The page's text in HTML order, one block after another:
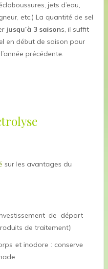
jets d’eau,
etc.) La quantité de sel
jusqu’à 3 saisons, il suffit
en début de saison pour
précédente.
sur les avantages du
de départ
de traitement)
et inodore : conserve